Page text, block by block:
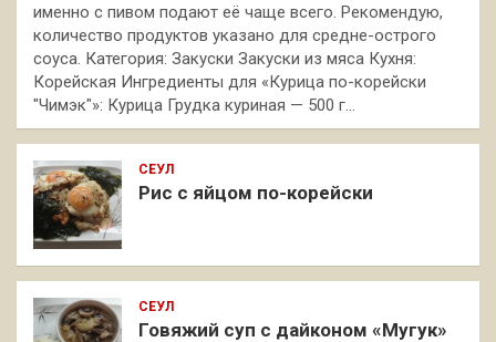
именно с пивом подают её чаще всего. Рекомендую,
количество продуктов указано для средне-острого
соуса. Категория: Закуски Закуски из мяса Кухня:
Корейская Ингредиенты для «Курица по-корейски
"Чимэк"»: Курица Грудка куриная — 500 г…
СЕУЛ
Рис с яйцом по-корейски
СЕУЛ
Говяжий суп с дайконом «Мугук»